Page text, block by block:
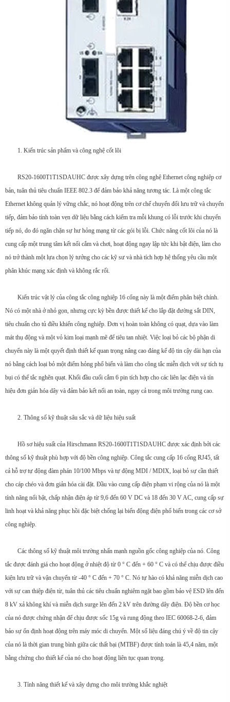
1. Kiến trúc sản phẩm và công nghệ cốt lõi
RS20-1600T1T1SDAUHC được xây dựng trên công nghệ Ethernet công nghiệp cơ
bản, tuân thủ tiêu chuẩn IEEE 802.3 để đảm bảo khả năng tương tác. Là một công tắc
Ethernet không quản lý vững chắc, nó hoạt động trên cơ chế chuyển đổi lưu trữ và chuyển
tiếp, đảm bảo tính toàn vẹn dữ liệu bằng cách kiểm tra mỗi khung có lỗi trước khi chuyển
tiếp nó, do đó ngăn chặn sự hư hỏng mạng từ các gói bị lỗi. Chức năng cốt lõi của nó là
cung cấp một trung tâm kết nối cắm và chơi, hoạt động ngay lập tức khi bật điện, làm cho
nó trở thành một lựa chọn lý tưởng cho các kỹ sư và nhà tích hợp hệ thống yêu cầu một
phân khúc mạng xác định và không rắc rối.
Kiến trúc vật lý của công tắc công nghiệp 16 cổng này là một điểm phân biệt chính.
Nó có một nhà ở nhỏ gọn, nhưng cực kỳ bền được thiết kế cho lắp đặt đường sắt DIN,
tiêu chuẩn cho tủ điều khiển công nghiệp. Đơn vị hoàn toàn không có quạt, dựa vào làm
mát thụ động và một vỏ kim loại mạnh mẽ để tiêu tan nhiệt. Việc loại bỏ các bộ phận di
chuyển này là một quyết định thiết kế quan trọng nâng cao đáng kể độ tin cậy dài hạn của
nó bằng cách loại bỏ một điểm hỏng phổ biến và làm cho công tắc miễn dịch với sự tích tụ
bụi có thể tắc nghẽn quạt. Khối đầu cuối cắm 6 pin tích hợp cho các liên lạc điện và tín
hiệu đơn giản hóa dây và đảm bảo kết nối an toàn, ngay cả trong môi trường rung cao.
2. Thông số kỹ thuật sâu sắc và dữ liệu hiệu suất
Hồ sơ hiệu suất của Hirschmann RS20-1600T1T1SDAUHC được xác định bởi các
thông số kỹ thuật phù hợp với độ bền công nghiệp. Công tắc cung cấp 16 cổng RJ45, tất
cả hỗ trợ tự động đàm phán 10/100 Mbps và tự động MDI / MDIX, loại bỏ sự cần thiết
cho cáp chéo và đơn giản hóa cài đặt. Đầu vào cung cấp điện phạm vi rộng của nó là một
tính năng nổi bật, chấp nhận điện áp từ 9,6 đến 60 V DC và 18 đến 30 V AC, cung cấp sự
linh hoạt và khả năng phục hồi đặc biệt chống lại biến động điện phổ biến trong các cơ sở
công nghiệp.
Các thông số kỹ thuật môi trường nhấn mạnh nguồn gốc công nghiệp của nó. Công
tắc được đánh giá cho hoạt động ở nhiệt độ từ 0 ° C đến + 60 ° C và có thể chịu được điều
kiện lưu trữ và vận chuyển từ -40 ° C đến + 70 ° C. Nó tự hào có khả năng miễn dịch cao
với sự can thiệp điện từ, tuân thủ các tiêu chuẩn nghiêm ngặt bao gồm bảo vệ ESD lên đến
8 kV xả không khí và miễn dịch surge lên đến 2 kV trên đường dây điện. Độ bền cơ học
của nó được chứng nhận để chịu được sốc 15g và rung động theo IEC 60068-2-6, đảm
bảo sự ổn định hoạt động trên máy móc di chuyển. Một số liệu đáng chú ý về độ tin cậy
của nó là thời gian trung bình giữa các thất bại (MTBF) được tính toán là 45,4 năm, một
bằng chứng cho thiết kế của nó cho hoạt động liên tục quan trọng.
3. Tính năng thiết kế và xây dựng cho môi trường khắc nghiệt